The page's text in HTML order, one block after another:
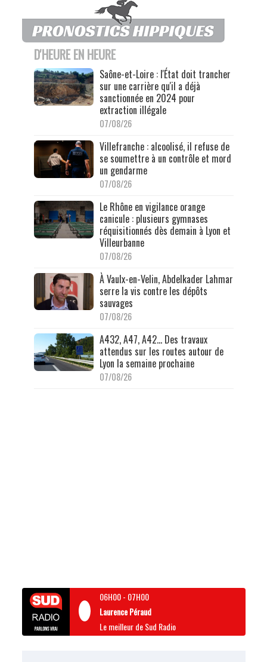
D'HEURE EN HEURE
Saône-et-Loire : l'État doit trancher
sur une carrière qu'il a déjà
sanctionnée en 2024 pour
extraction illégale
07/08/26
Villefranche : alcoolisé, il refuse de
se soumettre à un contrôle et mord
un gendarme
07/08/26
Le Rhône en vigilance orange
canicule : plusieurs gymnases
réquisitionnés dès demain à Lyon et
Villeurbanne
07/08/26
À Vaulx-en-Velin, Abdelkader Lahmar
serre la vis contre les dépôts
sauvages
07/08/26
A432, A47, A42… Des travaux
attendus sur les routes autour de
Lyon la semaine prochaine
07/08/26
06H00- 07H00
Laurence Péraud
Le meilleur de Sud Radio